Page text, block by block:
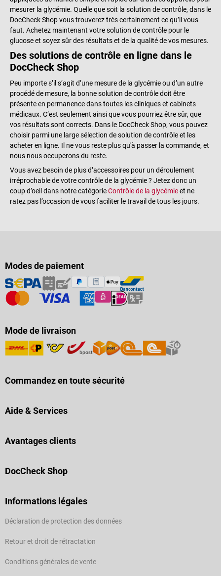
mesurer la glycémie. Quelle que soit la solution de contrôle, dans le
DocCheck Shop vous trouverez très certainement ce qu’il vous
faut. Achetez maintenant votre solution de contrôle pour le
glucose et soyez sûr des résultats et de la qualité de vos mesures.
Des solutions de contrôle en ligne dans le
DocCheck Shop
Peu importe s’il s’agit d’une mesure de la glycémie ou d’un autre
procédé de mesure, la bonne solution de contrôle doit être
présente en permanence dans toutes les cliniques et cabinets
médicaux. C’est seulement ainsi que vous pourriez être sûr, que
vos résultats sont corrects. Dans le DocCheck Shop, vous pouvez
choisir parmi une large sélection de solution de contrôle et les
acheter en ligne. Il ne vous reste plus qu'à passer la commande, et
nous nous occuperons du reste.
Vous avez besoin de plus d’accessoires pour un déroulement
irréprochable de votre contrôle de la glycémie ? Jetez donc un
coup d’oeil dans notre catégorieContrôle de la glycémieet ne
ratez pas l’occasion de vous faciliter le travail de tous les jours.
Modes de paiement
Mode de livraison
Commandez en toute sécurité
Aide & Services
Avantages clients
DocCheck Shop
Informations légales
Déclaration de protection des données
Retour et droit de rétractation
Conditions générales de vente